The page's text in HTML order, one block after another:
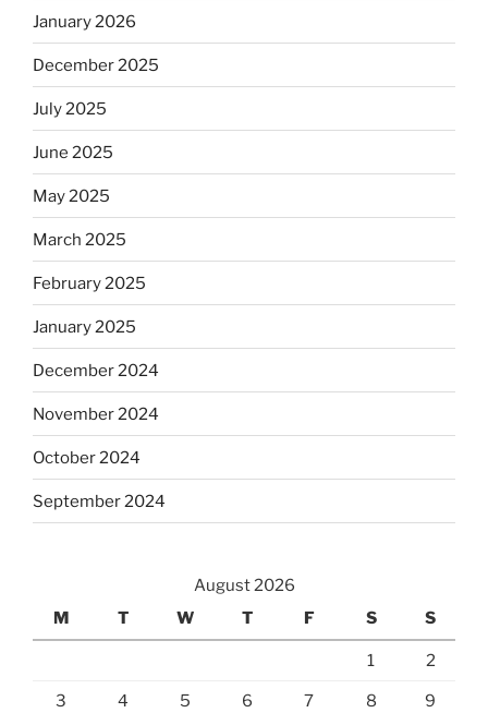
January 2026
December 2025
July 2025
June 2025
May 2025
March 2025
February 2025
January 2025
December 2024
November 2024
October 2024
September 2024
August 2026
M
T W T F S S
1 2
3 4 5 6 7 8 9